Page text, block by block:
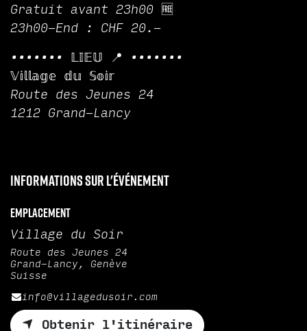
Gratuit avant 23h00 🆓
23h00-End : CHF 20.-
••••••• 𝕃𝕀𝔼𝕌 📍 •••••••
𝕍𝕚𝕝𝕝𝕒𝕘𝕖 𝕕𝕦 𝕊𝕠𝕚𝕣
Route des Jeunes 24
1212 Grand-Lancy
Informations sur l'événement
Emplacement
Village du Soir
Route des Jeunes 24
Grand-Lancy, Genève
Suisse
info@villagedusoir.com
Obtenir l'itinéraire